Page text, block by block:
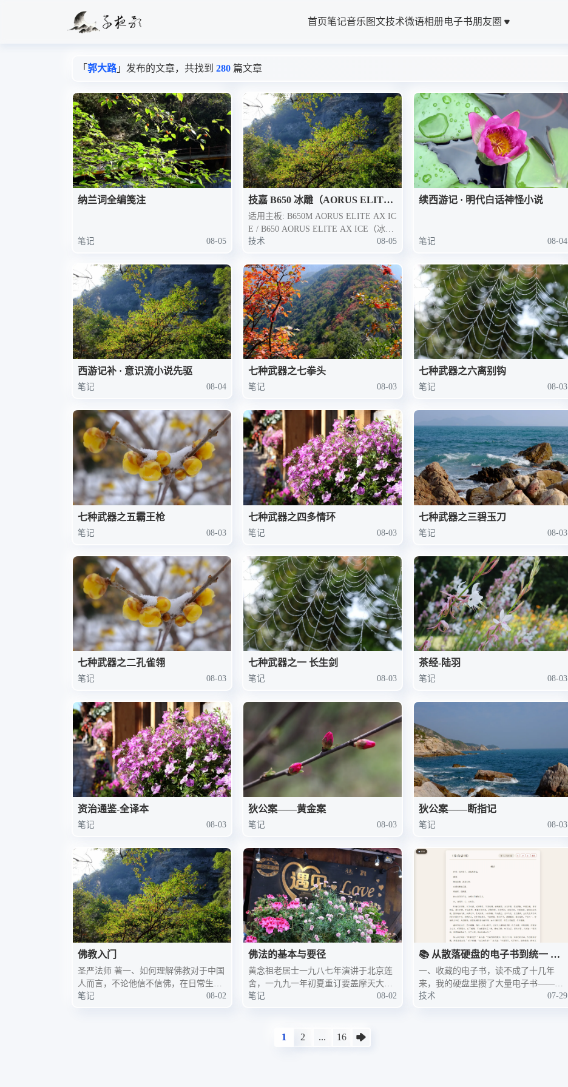
首页笔记音乐 图文技术微语相册电子书朋友圈
「 郭大路」发布的文章，共找到 280 篇文章
纳兰词全编笺注
笔记 08-05
技嘉 B650 冰雕（AORUS ELITE
AX ICE）BIOS 设置指南
适用主板: B650M AORUS ELITE AX IC
E / B650 AORUS ELITE AX ICE（冰雕
白色版）适用场景: 设置风扇曲线 + BIO
技术 08-05
续西游记 · 明代白话神怪小说
笔记 08-04
西游记补 · 意识流小说先驱
笔记 08-04
七种武器之七拳头
笔记 08-03
七种武器之六离别钩
笔记 08-03
七种武器之五霸王枪
笔记 08-03
七种武器之四多情环
笔记 08-03
七种武器之三碧玉刀
笔记 08-03
七种武器之二孔雀翎
笔记 08-03
七种武器之一 长生剑
笔记 08-03
茶经-陆羽
笔记 08-03
资治通鉴-全译本
笔记 08-03
狄公案——黄金案
笔记 08-03
狄公案——断指记
笔记 08-03
佛教入门
圣严法师 著一、如何理解佛教对于中国
人而言，不论他信不信佛，在日常生活
及习俗之中，多多少少，均有佛教的成
笔记 08-02
佛法的基本与要径
黄念祖老居士一九八七年演讲于北京莲
舍，一九九一年初夏重订要盖摩天大
楼，必须有坚固的地基；要入汪洋大
教，必先有正确的基本认识。在修行的
笔记 08-02
📚 从散落硬盘的电子书到统一 HT
ML 阅读器：我的 DeepSeek 辅助
开发之路
一、收藏的电子书，读不成了十几年
来，我的硬盘里攒了大量电子书——EX
E、CHM、PDF、TXT、EPUB……光是
技术 07-29
1 2 ... 16